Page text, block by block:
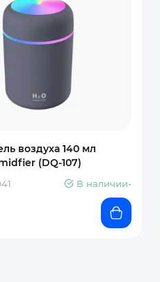
воздуха 140 мл
(DQ-107)
В наличии-